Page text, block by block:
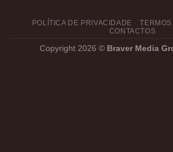
POLÍTICA DE PRIVACIDADE
CONTACTOS
Copyright 2026 © Braver Media